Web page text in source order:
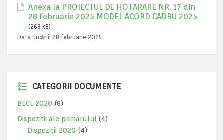
Anexa la PROIECTUL DE HOTARARE NR. 17 din
28 februarie 2025 MODEL ACORD CADRU 2025
(263 kB)
Data urcării: 28 februarie 2025
CATEGORII DOCUMENTE
BECL 2020 (6)
Dispozitii ale primarului (4)
Dispoziții 2020 (4)